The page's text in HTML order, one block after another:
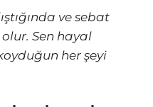
ve sebat
Sen hayal
her şeyi